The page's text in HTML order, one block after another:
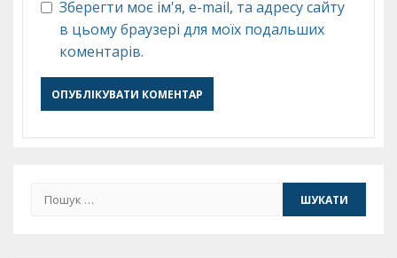
Зберегти моє ім'я, e-mail, та адресу сайту
в цьому браузері для моїх подальших
коментарів.
Пошук: